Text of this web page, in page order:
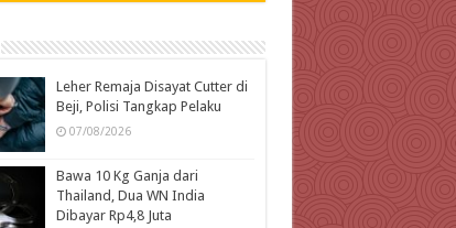
Leher Remaja Disayat Cutter di
Beji, Polisi Tangkap Pelaku
07/08/2026
Bawa 10 Kg Ganja dari
Thailand, Dua WN India
Dibayar Rp4,8 Juta